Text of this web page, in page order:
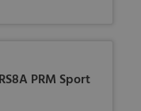
PRM Sport